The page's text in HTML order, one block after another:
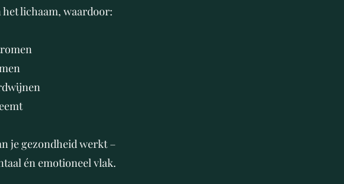
lichaam, waardoor:
je gezondheid werkt –
én emotioneel vlak.